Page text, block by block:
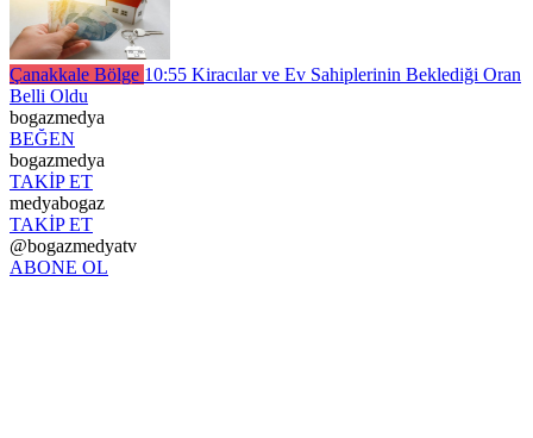
Çanakkale Bölge 10:55 Kiracılar ve Ev Sahiplerinin Beklediği Oran
Belli Oldu
bogazmedya
BEĞEN
bogazmedya
TAKİP ET
medyabogaz
TAKİP ET
@bogazmedyatv
ABONE OL